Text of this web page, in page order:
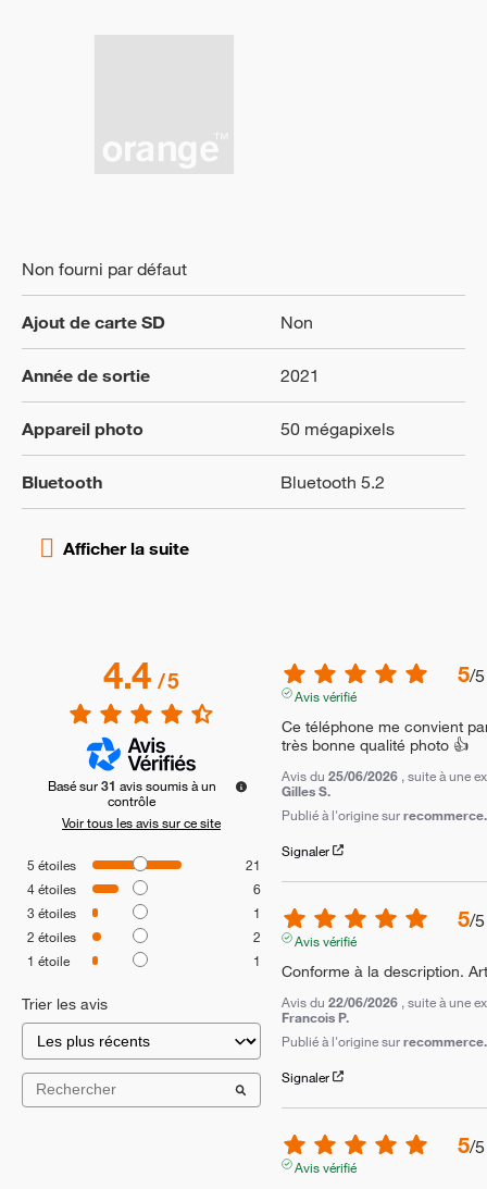
Non fourni par défaut
Ajout de carte SD Non
Année de sortie 2021
Appareil photo 50 mégapixels
Bluetooth Bluetooth 5.2
4.4/5
Basé sur31 avis soumis à un
contrôle
Voir tous les avis sur ce site
5 étoiles
21
4étoiles
6
3 étoiles
1
2 étoiles
2
1 étoile 1
Trier les avis
5/5
Avis vérifié
Ce téléphone me convient
très bonne qualité photo 👍
Avis du 25/06/2026 , suite à une
Gilles S.
Publié à l'origine sur
Signaler
5/5
Avis vérifié
Conforme à la description.
Avis du 22/06/2026 , suite à une
Francois P.
Publié à l'origine sur
Signaler
5/5
Avis vérifié